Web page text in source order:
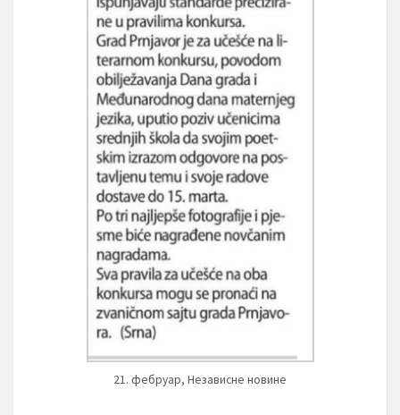
21. фебруар, Независне новине